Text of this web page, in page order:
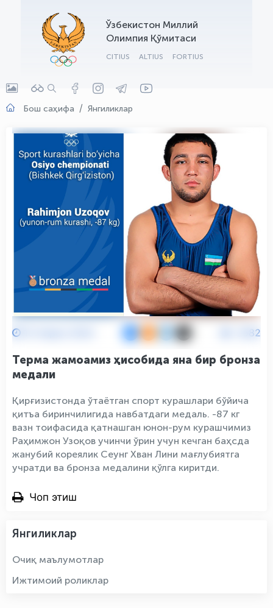
Ўзбекистон Миллий
Олимпия Қўмитаси
CITIUS ALTIUS FORTIUS
Бош саҳифа Янгиликлар
2582
Терма жамоамиз ҳисобида яна бир бронза
медали
Қирғизистонда ўтаётган спорт курашлари бўйича
қитъа биринчилигида навбатдаги медаль. -87 кг
вазн тоифасида қатнашган юнон-рум курашчимиз
Раҳимжон Узоқов учинчи ўрин учун кечган баҳсда
жанубий кореялик Сеунг Хван Лини мағлубиятга
учратди ва бронза медалини қўлга киритди.
Чоп этиш
Янгиликлар
Очиқ маълумотлар
Ижтимоий роликлар
OLYMPCHIK AI - yordamchi
Онлайн · olympic.uz